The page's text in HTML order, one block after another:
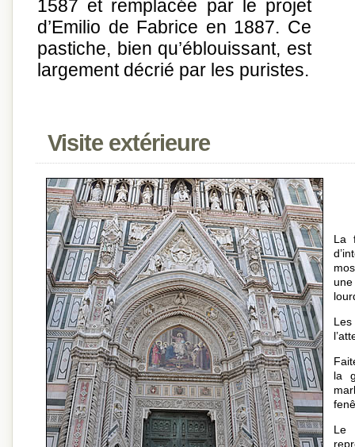
1587 et remplacée par le projet
d’Emilio de Fabrice en 1887. Ce
pastiche, bien qu’éblouissant, est
largement décrié par les puristes.
Visite extérieure
La
la
Le